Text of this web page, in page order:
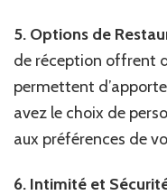
5. Options de
de réception offrent
permettent
avez le choix de
aux préférences de
6. Intimité et